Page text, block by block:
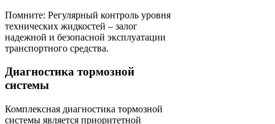
Помните: Регулярный контроль уровня
технических жидкостей – залог
надежной и безопасной эксплуатации
транспортного средства.
Диагностика тормозной
системы
Комплексная диагностика тормозной
системы является приоритетной